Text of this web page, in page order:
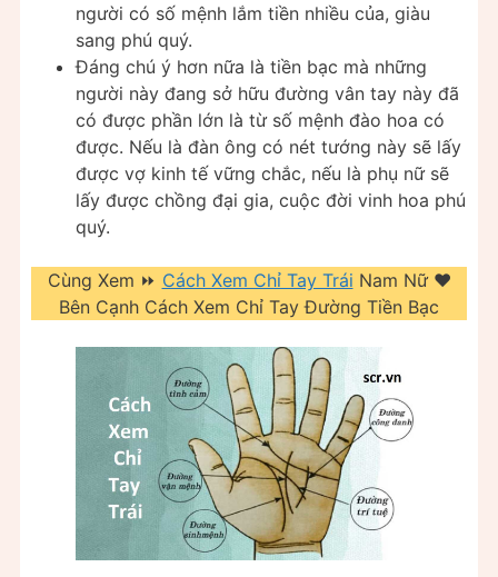
người có số mệnh lắm tiền nhiều của, giàu
sang phú quý.
Đáng chú ý hơn nữa là tiền bạc mà những
người này đang sở hữu đường vân tay này đã
có được phần lớn là từ số mệnh đào hoa có
được. Nếu là đàn ông có nét tướng này sẽ lấy
được vợ kinh tế vững chắc, nếu là phụ nữ sẽ
lấy được chồng đại gia, cuộc đời vinh hoa phú
quý.
Cùng Xem ⏩ Cách Xem Chỉ Tay Trái Nam Nữ ❤️️
Bên Cạnh Cách Xem Chỉ Tay Đường Tiền Bạc